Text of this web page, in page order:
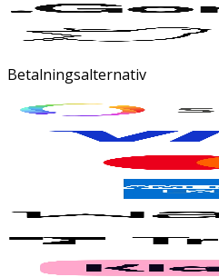
Betalningsalternativ